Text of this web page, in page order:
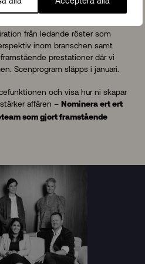
från ledande röster som
inom branschen samt
prestationer där vi
Scenprogram släpps i januari.
och visa hur ni skapar
affären – Nominera ert ert
som gjort framstående